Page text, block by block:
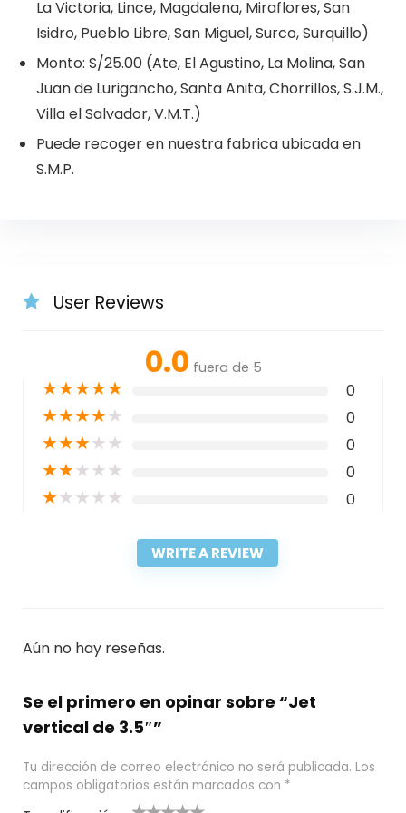
La Victoria, Lince, Magdalena, Miraflores, San
Isidro, Pueblo Libre, San Miguel, Surco, Surquillo)
Monto: S/25.00 (Ate, El Agustino, La Molina, San
Juan de Lurigancho, Santa Anita, Chorrillos, S.J.M.,
Villa el Salvador, V.M.T.)
Puede recoger en nuestra fabrica ubicada en
S.M.P.
User Reviews
0.0 fuera de 5
★★★★★ 0
★★★★★ 0
★★★★★ 0
★★★★★ 0
★★★★★ 0
WRITE A REVIEW
Aún no hay reseñas.
Se el primero en opinar sobre “Jet
vertical de 3.5″”
Tu dirección de correo electrónico no será publicada. Los
campos obligatorios están marcados con *